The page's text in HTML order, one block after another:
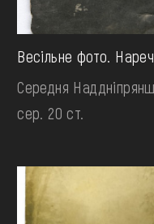
Весільне фото.
Середня
сер. 20 ст.